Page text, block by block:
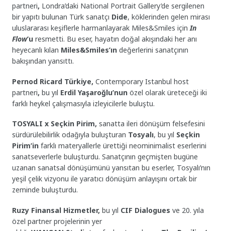
partneri, Londra’daki National Portrait Gallery’de sergilenen
bir yapıtı bulunan Türk sanatçı Dide, köklerinden gelen mirası
uluslararası keşiflerle harmanlayarak Miles&Smiles için In
Flow’uresmetti. Bu eser, hayatın doğal akışındaki her anı
heyecanlı kılan Miles&Smiles’ın değerlerini sanatçının
bakışından yansıttı.
Pernod Ricard Türkiye,Contemporary Istanbul host
partneri,bu yıl Erdil Yaşaroğlu’nun özel olarak üreteceği iki
farklı heykel çalışmasıyla izleyicilerle buluştu.
TOSYALI x Seçkin Pirim,sanatta ileri dönüşüm felsefesini
sürdürülebilirlik odağıyla buluşturan Tosyalı, bu yıl Seçkin
Pirim’infarklı materyallerle ürettiği neominimalist eserlerini
sanatseverlerle buluşturdu. Sanatçının geçmişten bugüne
uzanan sanatsal dönüşümünü yansıtan bu eserler, Tosyalı’nın
yeşil çelik vizyonu ile yaratıcı dönüşüm anlayışını ortak bir
zeminde buluşturdu.
Ruzy Finansal Hizmetler,bu yıl CIF Dialoguesve 20. yıla
özel partner projelerinin yer